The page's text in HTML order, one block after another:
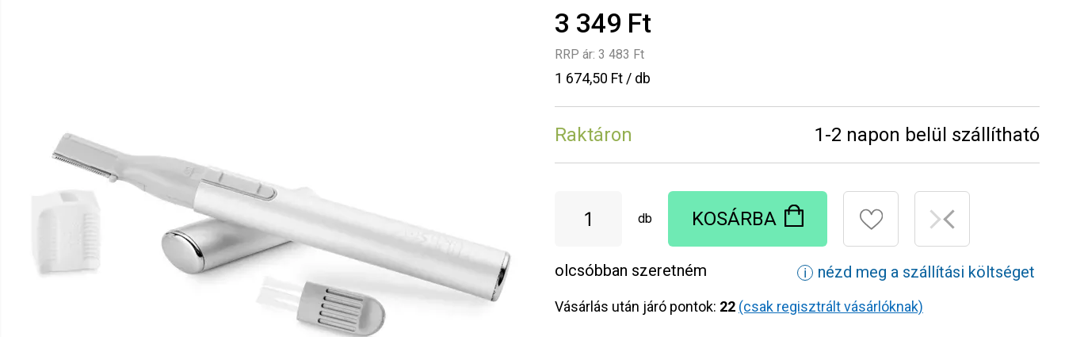
3 349 Ft
RRP ár: 3 483 Ft
1 674,50 Ft / db
Raktáron 1-2 napon belül szállítható
db KOSÁRBA
olcsóbban szeretném ℹ nézd meg a szállítási költséget
Vásárlás után járó pontok: 22 (csak regisztrált vásárlóknak)